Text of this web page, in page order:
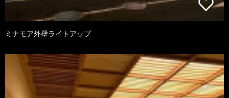
ミナモア外壁ライトアップ